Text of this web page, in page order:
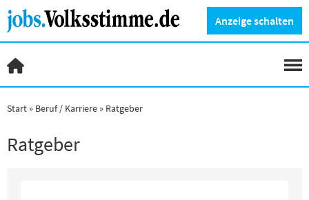
Anzeige schalten
Start Beruf / Karriere Ratgeber
Ratgeber